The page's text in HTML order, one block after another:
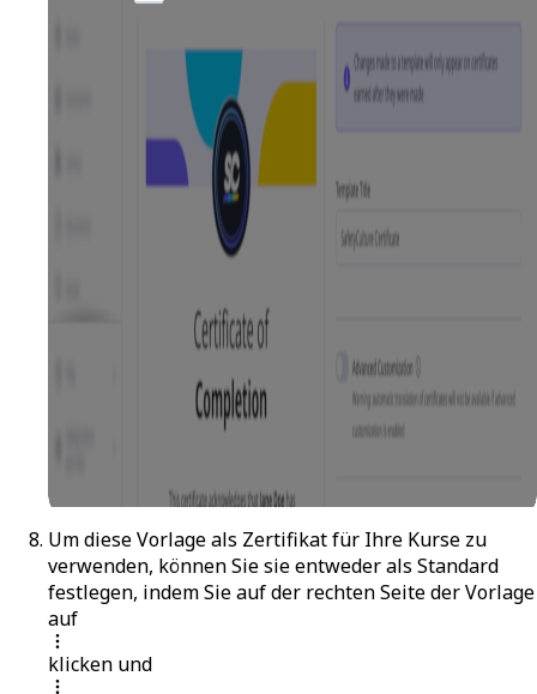
Um diese Vorlage als Zertifikat für Ihre Kurse zu
verwenden, können Sie sie entweder als Standard
festlegen, indem Sie auf der rechten Seite der Vorlage
auf
klicken und